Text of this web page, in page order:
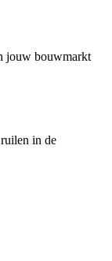
jouw bouwmarkt
in de